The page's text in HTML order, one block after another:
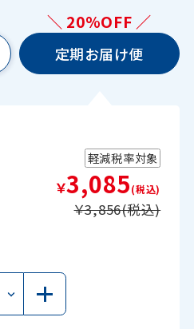
＼ 20%OFF ／
定期お届け便
軽減税率対象
￥3,085
￥3,856